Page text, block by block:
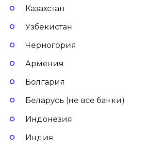
Казахстан
Узбекистан
Черногория
Армения
Болгария
Беларусь (не все банки)
Индонезия
Индия